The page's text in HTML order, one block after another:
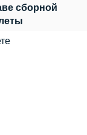
сборной